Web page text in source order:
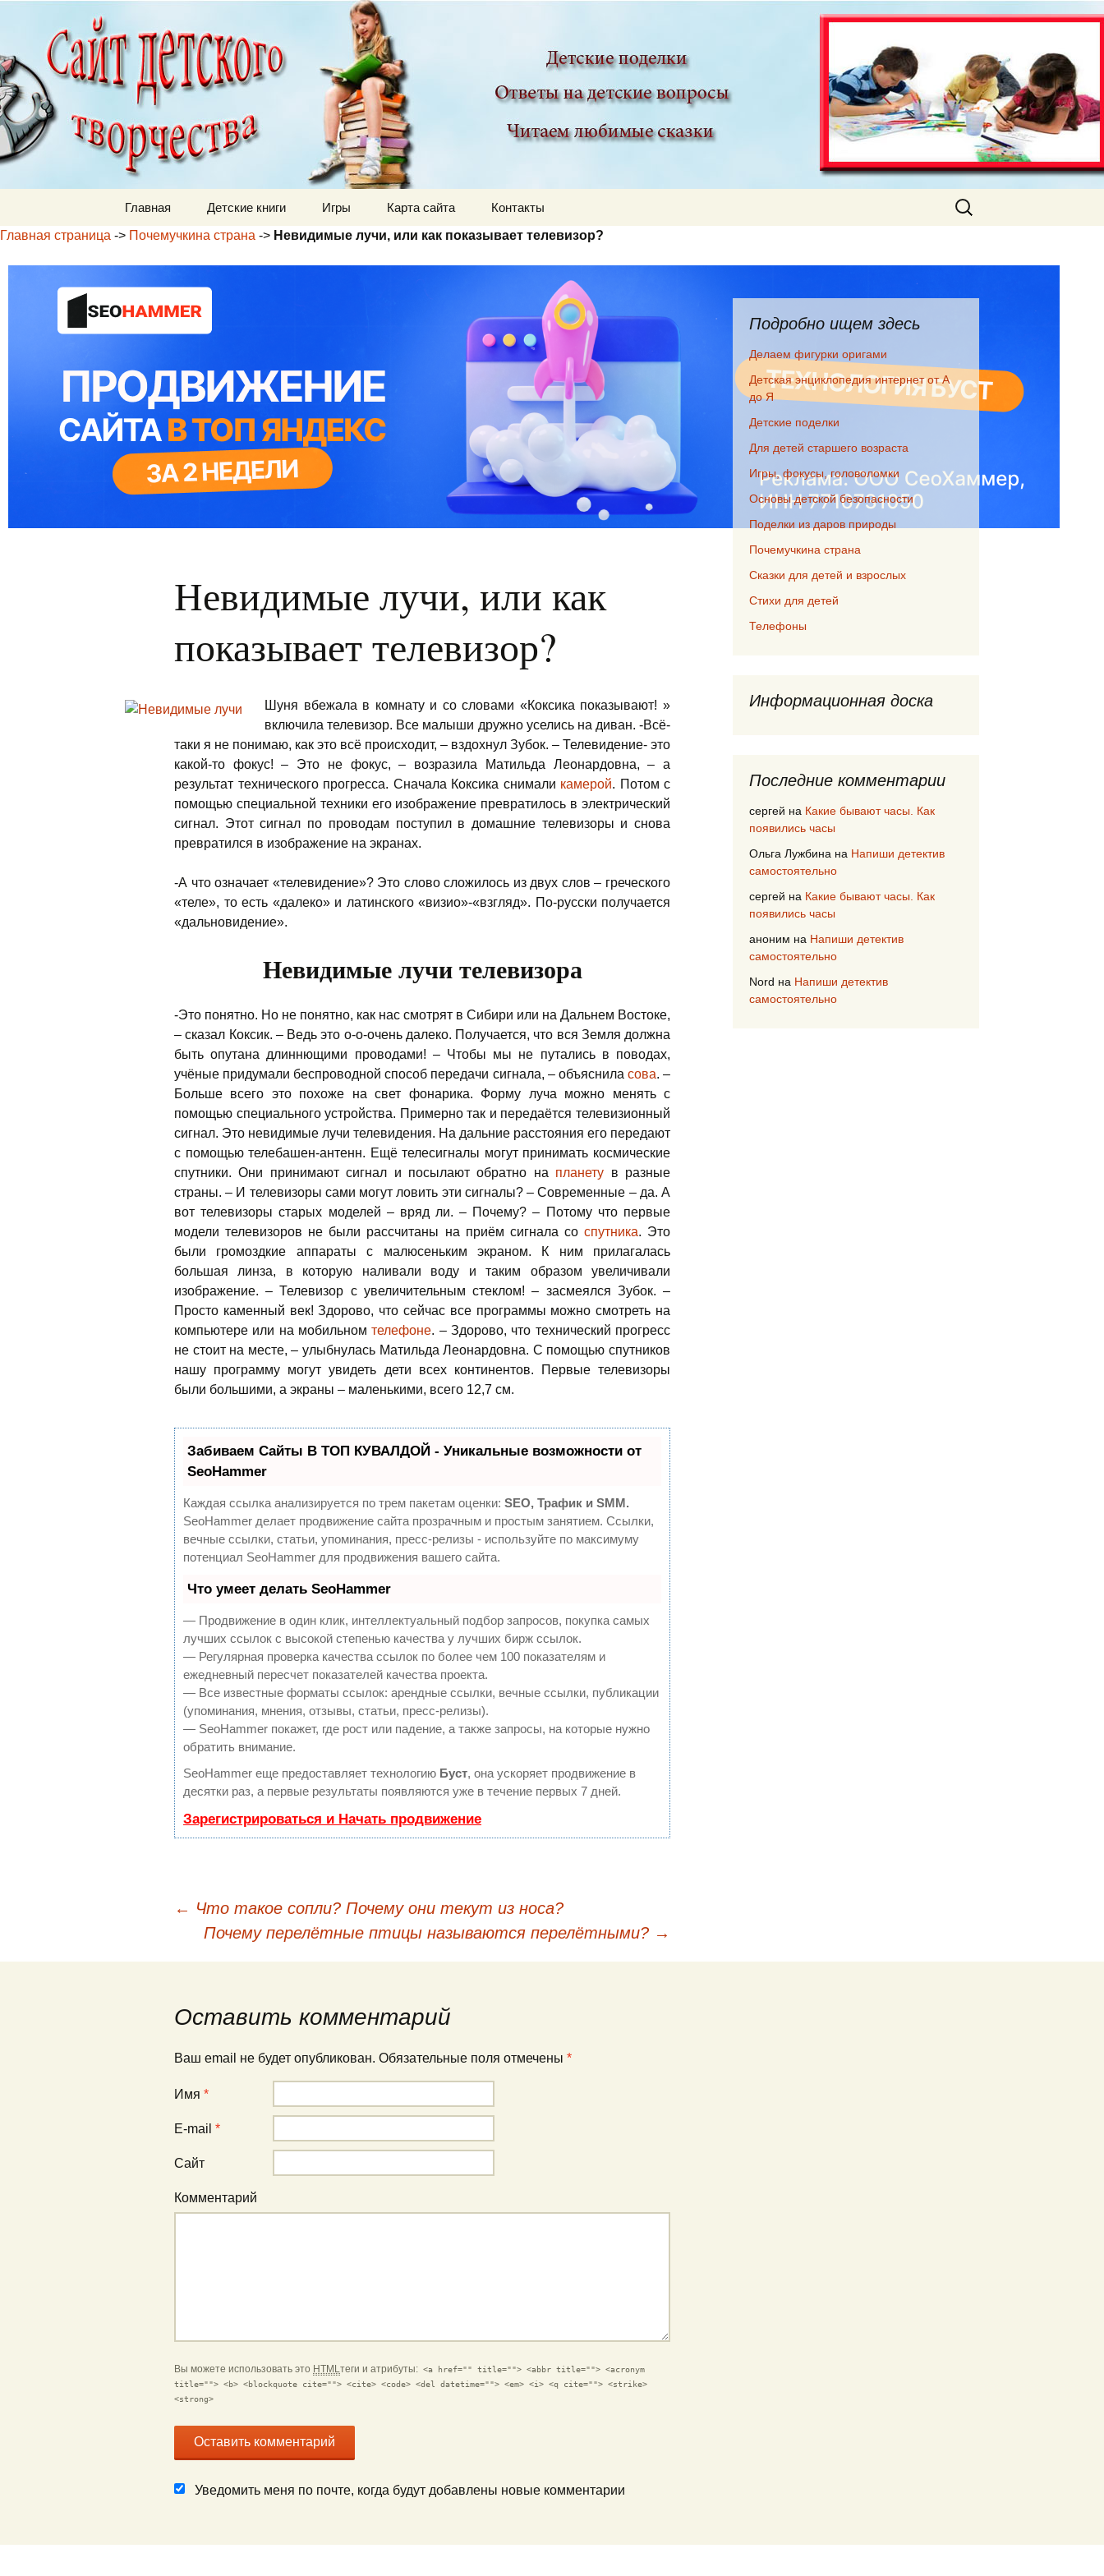
Детский мир
Главная Детские книги Игры Карта сайта Контакты
Искать:
Главная страница -> Почемучкина страна -> Невидимые лучи, или как показывает телевизор?
Невидимые лучи, или как
показывает телевизор?
Шуня вбежала в комнату и со словами «Коксика показывают! »
включила телевизор. Все малыши дружно уселись на диван. -Всё-
таки я не понимаю, как это всё происходит, – вздохнул Зубок. – Телевидение- это
какой-то фокус! – Это не фокус, – возразила Матильда Леонардовна, – а
результат технического прогресса. Сначала Коксика снимали камерой. Потом с
помощью специальной техники его изображение превратилось в электрический
сигнал. Этот сигнал по проводам поступил в домашние телевизоры и снова
превратился в изображение на экранах.
-А что означает «телевидение»? Это слово сложилось из двух слов – греческого
«теле», то есть «далеко» и латинского «визио»-«взгляд». По-русски получается
«дальновидение».
Невидимые лучи телевизора
-Это понятно. Но не понятно, как нас смотрят в Сибири или на Дальнем Востоке,
– сказал Коксик. – Ведь это о-о-очень далеко. Получается, что вся Земля должна
быть опутана длиннющими проводами! – Чтобы мы не путались в поводах,
учёные придумали беспроводной способ передачи сигнала, – объяснила сова. –
Больше всего это похоже на свет фонарика. Форму луча можно менять с
помощью специального устройства. Примерно так и передаётся телевизионный
сигнал. Это невидимые лучи телевидения. На дальние расстояния его передают
с помощью телебашен-антенн. Ещё телесигналы могут принимать космические
спутники. Они принимают сигнал и посылают обратно на планету в разные
страны. – И телевизоры сами могут ловить эти сигналы? – Современные – да. А
вот телевизоры старых моделей – вряд ли. – Почему? – Потому что первые
модели телевизоров не были рассчитаны на приём сигнала со спутника. Это
были громоздкие аппараты с малюсеньким экраном. К ним прилагалась
большая линза, в которую наливали воду и таким образом увеличивали
изображение. – Телевизор с увеличительным стеклом! – засмеялся Зубок. –
Просто каменный век! Здорово, что сейчас все программы можно смотреть на
компьютере или на мобильномтелефоне. – Здорово, что технический прогресс
не стоит на месте, – улыбнулась Матильда Леонардовна. С помощью спутников
нашу программу могут увидеть дети всех континентов. Первые телевизоры
были большими, а экраны – маленькими, всего 12,7 см.
Забиваем Сайты В ТОП КУВАЛДОЙ - Уникальные возможности от
SeoHammer
Каждая ссылка анализируется по трем пакетам оценки: SEO, Трафик и SMM.
SeoHammer делает продвижение сайта прозрачным и простым занятием. Ссылки,
вечные ссылки, статьи, упоминания, пресс-релизы - используйте по максимуму
потенциал SeoHammer для продвижения вашего сайта.
Что умеет делать SeoHammer
— Продвижение в один клик, интеллектуальный подбор запросов, покупка самых
лучших ссылок с высокой степенью качества у лучших бирж ссылок.
— Регулярная проверка качества ссылок по более чем 100 показателям и
ежедневный пересчет показателей качества проекта.
— Все известные форматы ссылок: арендные ссылки, вечные ссылки, публикации
(упоминания, мнения, отзывы, статьи, пресс-релизы).
— SeoHammer покажет, где рост или падение, а также запросы, на которые нужно
обратить внимание.
SeoHammer еще предоставляет технологию Буст, она ускоряет продвижение в
десятки раз, а первые результаты появляются уже в течение первых 7 дней.
Зарегистрироваться и Начать продвижение
Навигация по публикации
← Что такое сопли? Почему они текут из носа?
Почему перелётные птицы называются перелётными? →
Оставить комментарий
Ваш email не будет опубликован. Обязательные поля отмечены *
Имя *
E-mail *
Сайт
Комментарий
Вы можете использовать это HTMLтеги и атрибуты: <a href="" title=""> <abbr title=""> <acronym
title=""> <b> <blockquote cite=""> <cite> <code> <del datetime=""> <em> <i> <q cite=""> <strike>
<strong>
Уведомить меня по почте, когда будут добавлены новые комментарии
Подробно ищем здесь
Делаем фигурки оригами
Детская энциклопедия интернет от А
до Я
Детские поделки
Для детей старшего возраста
Игры, фокусы, головоломки
Основы детской безопасности
Поделки из даров природы
Почемучкина страна
Сказки для детей и взрослых
Стихи для детей
Телефоны
Информационная доска
Последние комментарии
сергей на Какие бывают часы. Как
появились часы
Ольга Лужбина на Напиши детектив
самостоятельно
сергей на Какие бывают часы. Как
появились часы
аноним на Напиши детектив
самостоятельно
Nord на Напиши детектив
самостоятельно